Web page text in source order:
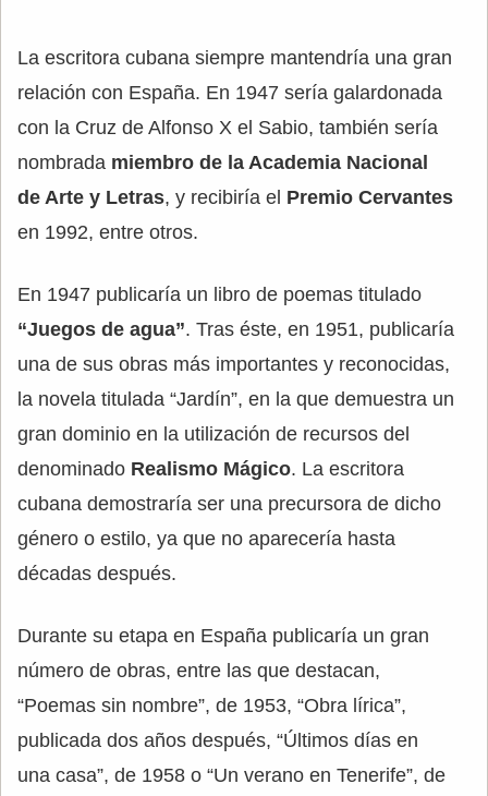
La escritora cubana siempre mantendría una gran
relación con España. En 1947 sería galardonada
con la Cruz de Alfonso X el Sabio, también sería
nombrada miembro de la Academia Nacional
de Arte y Letras, y recibiría el Premio Cervantes
en 1992, entre otros.
En 1947 publicaría un libro de poemas titulado
“Juegos de agua”. Tras éste, en 1951, publicaría
una de sus obras más importantes y reconocidas,
la novela titulada “Jardín”, en la que demuestra un
gran dominio en la utilización de recursos del
denominado Realismo Mágico. La escritora
cubana demostraría ser una precursora de dicho
género o estilo, ya que no aparecería hasta
décadas después.
Durante su etapa en España publicaría un gran
número de obras, entre las que destacan,
“Poemas sin nombre”, de 1953, “Obra lírica”,
publicada dos años después, “Últimos días en
una casa”, de 1958 o “Un verano en Tenerife”, de